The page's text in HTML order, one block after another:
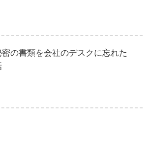
の書類を会社のデスクに忘れた